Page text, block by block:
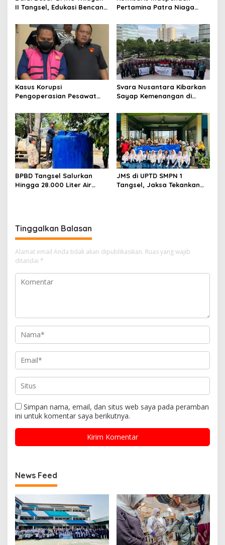
II Tangsel, Edukasi Bencana
kepada pelajar UPTD SMPN
23
Pertamina Patra Niaga
Mitra Binaan dengan
Sentuhan Kemanusiaan dan
Keberlanjutan
Kasus Korupsi
Pengoperasian Pesawat
Development Ditetapkan
Tersangka
Svara Nusantara Kibarkan
Sayap Kemenangan di
BPBD Tangsel Salurkan
Hingga 28.000 Liter Air
JMS di UPTD SMPN 1
Tangsel, Jaksa Tekankan
Tinggalkan Balasan
Alamat email Anda tidak akan dipublikasikan. Ruas yang wajib
ditandai *
Simpan nama, email, dan situs web saya pada peramban
ini untuk komentar saya berikutnya.
News Feed